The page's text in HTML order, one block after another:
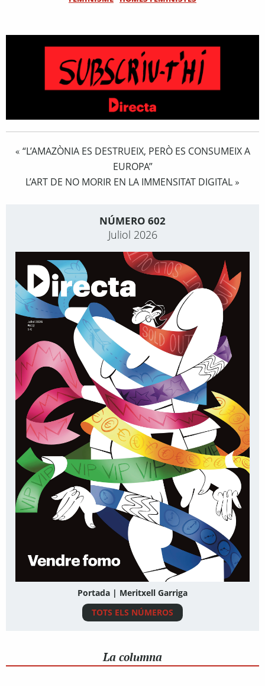
« “L’AMAZÒNIA ES DESTRUEIX, PERÒ ES CONSUMEIX A
EUROPA”
L’ART DE NO MORIR EN LA IMMENSITAT DIGITAL »
NÚMERO 602
Juliol 2026
Portada | Meritxell Garriga
TOTS ELS NÚMEROS
La columna